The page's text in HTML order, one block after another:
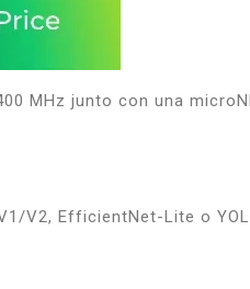
MHz junto con una
V2, EfficientNet-Lite o